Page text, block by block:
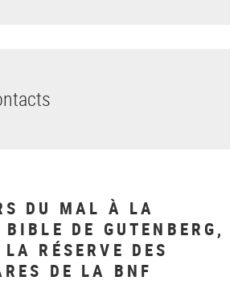
DU MAL À LA
DE GUTENBERG,
RÉSERVE DES
DE LA BNF